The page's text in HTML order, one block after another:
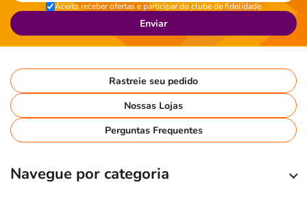
Aceito receber ofertas e participar do clube de fidelidade
Enviar
Rastreie seu pedido
Nossas Lojas
Perguntas Frequentes
Navegue por categoria